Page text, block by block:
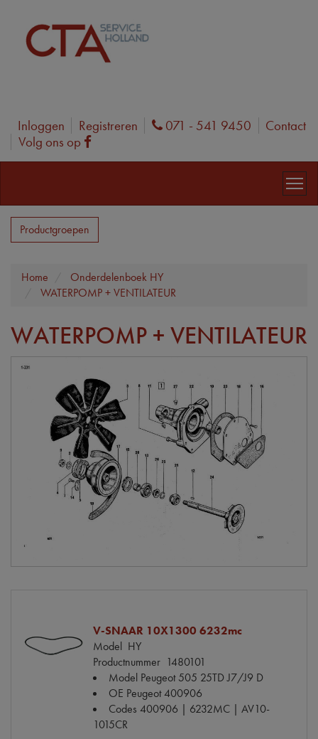
Inloggen Registreren Phone
071 - 541 9450
Contact
Volg ons op
Facebook
Productgroepen
Home
Onderdelenboek HY
WATERPOMP + VENTILATEUR
WATERPOMP + VENTILATEUR
V-SNAAR 10X1300 6232mc
Model HY
Productnummer 1480101
Model Peugeot 505 25TD J7/J9 D
OE Peugeot400906
Codes 400906 | 6232MC | AV10-
1015CR